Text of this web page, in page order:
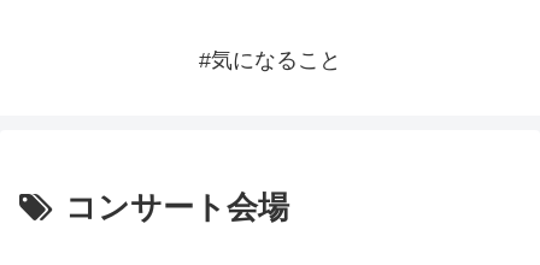
#気になること
コンサート会場